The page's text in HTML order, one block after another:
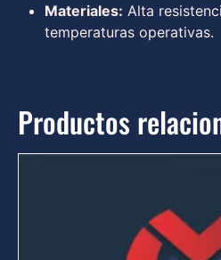
Materiales: Alta
temperaturas operativas.
Productos